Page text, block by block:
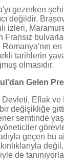
gezerken
değildir.
izleri,
Romanya'nın
tarihlerin
olmasıdır.
Gelen
Devleti, Eflak ve
değişikliğe
semtinde
geçen bu
de